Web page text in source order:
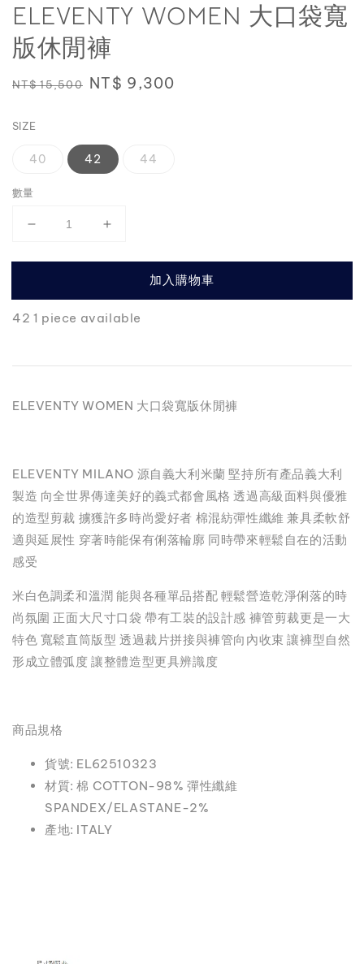
ELEVENTY WOMEN 大口袋寬
版休閒褲
Regular
NT$ 15,500 Sale
NT$ 9,300
SIZE
40 42 44
數量
加入購物車
42 1 piece available
ELEVENTY WOMEN 大口袋寬版休閒褲
ELEVENTY MILANO 源自義大利米蘭 堅持所有產品義大利
製造 向全世界傳達美好的義式都會風格 透過高級面料與優雅
的造型剪裁 擄獲許多時尚愛好者 棉混紡彈性纖維 兼具柔軟舒
適與延展性 穿著時能保有俐落輪廓 同時帶來輕鬆自在的活動
感受
米白色調柔和溫潤 能與各種單品搭配 輕鬆營造乾淨俐落的時
尚氛圍 正面大尺寸口袋 帶有工裝的設計感 褲管剪裁更是一大
特色 寬鬆直筒版型 透過裁片拼接與褲管向內收束 讓褲型自然
形成立體弧度 讓整體造型更具辨識度
商品規格
貨號: EL62510323
材質: 棉 COTTON-98% 彈性纖維
SPANDEX/ELASTANE-2%
產地: ITALY